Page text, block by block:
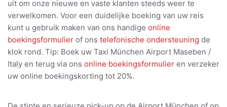
uit om onze nieuwe en vaste klanten steeds weer te
verwelkomen. Voor een duidelijke boeking van uw reis
kunt u gebruik maken van ons handige online
boekingsformulier of ons telefonische ondersteuning de
klok rond. Tip: Boek uw Taxi München Airport Maseben /
Italy en terug via ons online boekingsformulier en verzeker
uw online boekingskorting tot 20%.